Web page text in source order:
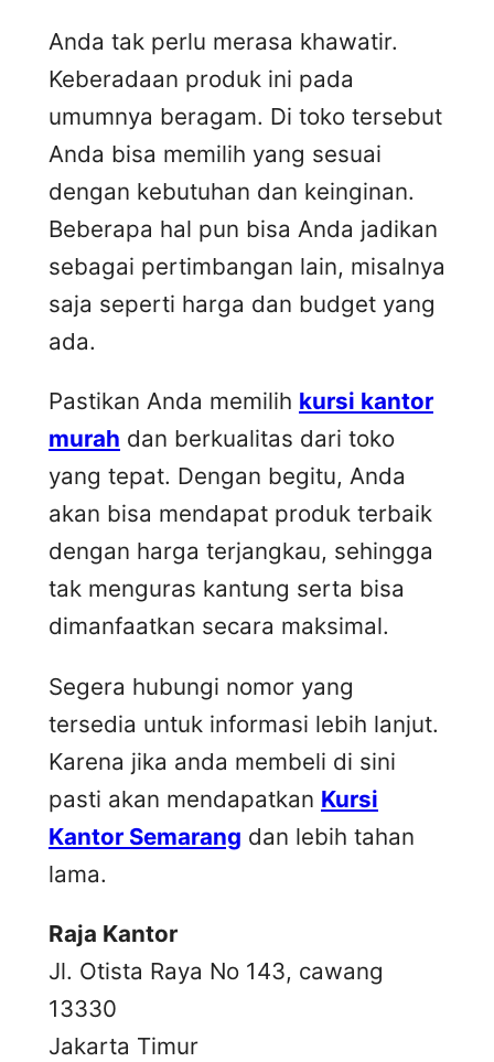
Anda tak perlu merasa khawatir.
Keberadaan produk ini pada
umumnya beragam. Di toko tersebut
Anda bisa memilih yang sesuai
dengan kebutuhan dan keinginan.
Beberapa hal pun bisa Anda jadikan
sebagai pertimbangan lain, misalnya
saja seperti harga dan budget yang
ada.
Pastikan Anda memilih kursi kantor
murah dan berkualitas dari toko
yang tepat. Dengan begitu, Anda
akan bisa mendapat produk terbaik
dengan harga terjangkau, sehingga
tak menguras kantung serta bisa
dimanfaatkan secara maksimal.
Segera hubungi nomor yang
tersedia untuk informasi lebih lanjut.
Karena jika anda membeli di sini
pasti akan mendapatkan Kursi
Kantor Semarang dan lebih tahan
lama.
Raja Kantor
Jl. Otista Raya No 143, cawang
13330
Jakarta Timur